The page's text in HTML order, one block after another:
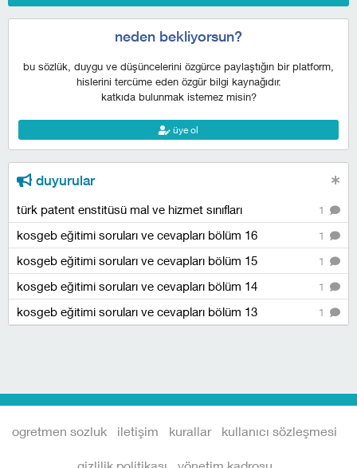
neden bekliyorsun?
bu sözlük, duygu ve düşüncelerini özgürce paylaştığın bir platform,
hislerini tercüme eden özgür bilgi kaynağıdır.
katkıda bulunmak istemez misin?
üye ol
duyurular
1
türk patent enstitüsü mal ve hizmet sınıfları
1
kosgeb eğitimi soruları ve cevapları bölüm 16
1
kosgeb eğitimi soruları ve cevapları bölüm 15
1
kosgeb eğitimi soruları ve cevapları bölüm 14
1
kosgeb eğitimi soruları ve cevapları bölüm 13
ogretmen sozluk iletişim kurallar kullanıcı sözleşmesi